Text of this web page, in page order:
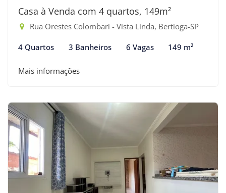
Casa à Venda com 4 quartos, 149m²
Rua Orestes Colombari - Vista Linda, Bertioga-SP
4 Quartos 3 Banheiros 6 Vagas 149 m²
Mais informações